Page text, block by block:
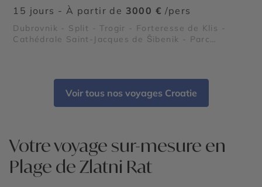
15 jours - À partir de 3000 € /pers
Dubrovnik - Split - Trogir - Forteresse de Klis -
Cathédrale Saint-Jacques de Šibenik - Parc
Voir tous nos voyages Croatie
Votre voyage sur-mesure en
Plage de Zlatni Rat